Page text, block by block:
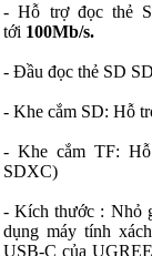
- Hỗ trợ đọc thẻ
tới 100Mb/s.
- Đầu đọc thẻ SD
- Khe cắm SD: Hỗ
- Khe cắm TF:
SDXC)
- Kích thước : Nhỏ
dụng máy tính
USB-C của